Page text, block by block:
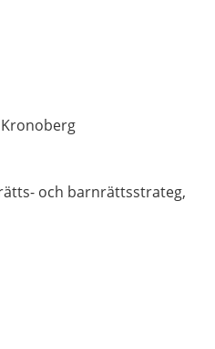
och barnrättsstrateg,